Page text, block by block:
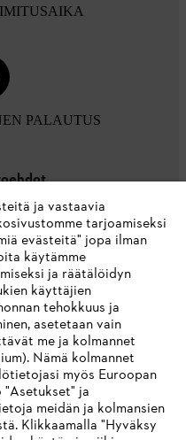
PALAUTUS
ja vastaavia
tarjoamiseksi
evästeitä" jopa ilman
käytämme
ja räätälöidyn
käyttäjien
tehokkuus ja
asetetaan vain
me ja kolmannet
Nämä kolmannet
myös Euroopan
"Asetukset" ja
meidän ja kolmansien
Klikkaamalla "Hyväksy